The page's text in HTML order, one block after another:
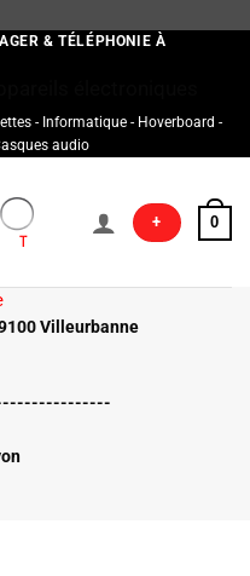
& TÉLÉPHONIE À
- Informatique - Hoverboard -
audio
+ 0
Villeurbanne